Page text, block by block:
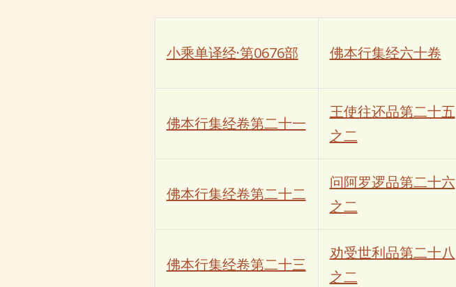
小乘单译经·第0676部 佛本行集经六十卷
佛本行集经卷第二十一
王使往还品第二十五
之二
佛本行集经卷第二十二
问阿罗逻品第二十六
之二
佛本行集经卷第二十三
劝受世利品第二十八
之二